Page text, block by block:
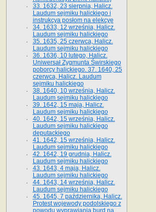
33. 1632, 23 sierpnia, Halicz.
Laudum sejmiku halickiego i
instrukcya posłom na elekcyę
34. 1633, 12 września, Halicz.
Laudum sejmiku halickiego
35. 1635, 25 czerwca, Halicz.
Laudum sejmiku halickiego
36. 1636, 10 lutego, Halicz.
Uniwersał Zygmunta Świrskiego
poborcy halickiego. 37. 1640, 25
czerwca, Halicz. Laudum
sejmiku halickiego
38. 1640, 10 września, Halicz.
Laudum sejmiku halickiego
39. 1642, 15 maja, Halicz.
Laudum sejmiku halickiego
40. 1642, 15 września, Halicz.
Laudum sejmiku halickiego
deputackiego
41. 1642, 15 września, Halicz.
Laudum sejmiku halickiego
42. 1642, 19 grudnia, Halicz.
Laudum sejmiku halickiego
43. 1643, 4 maja, Halicz.
Laudum sejmiku halickiego
44. 1643, 14 września, Halicz.
Laudum sejmiku halickiego
45. 1645, 7 października, Halicz.
Protest wojewody podolskiego z
powodu wyprawiania burd na